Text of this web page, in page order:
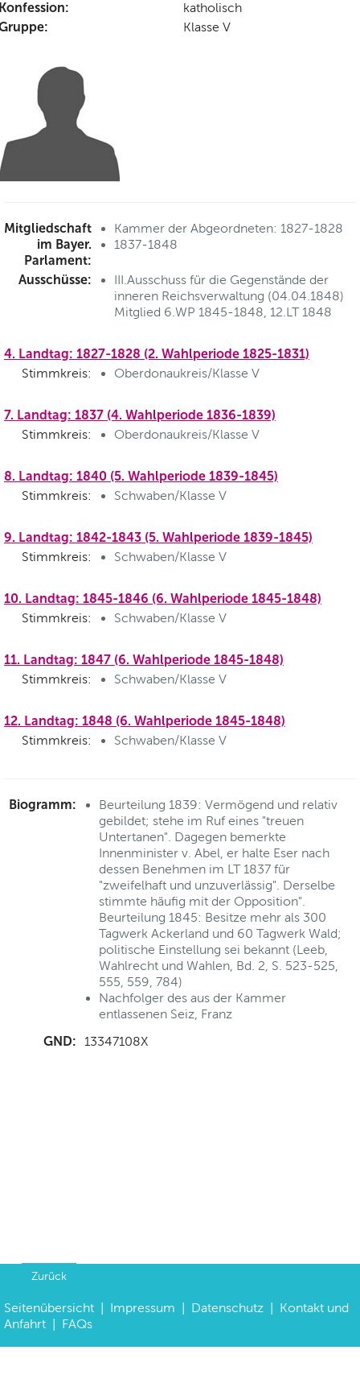
katholisch
Klasse V
Mitgliedschaft
im Bayer.
Parlament:
Kammer der Abgeordneten: 1827-1828
1837-1848
Ausschüsse:
III.Ausschuss für die Gegenstände der
inneren Reichsverwaltung (04.04.1848)
Mitglied 6.WP 1845-1848, 12.LT 1848
4. Landtag: 1827-1828 (2. Wahlperiode 1825-1831)
Stimmkreis: Oberdonaukreis/Klasse V
7. Landtag: 1837 (4. Wahlperiode 1836-1839)
Stimmkreis: Oberdonaukreis/Klasse V
8. Landtag: 1840 (5. Wahlperiode 1839-1845)
Stimmkreis: Schwaben/Klasse V
9. Landtag: 1842-1843 (5. Wahlperiode 1839-1845)
Stimmkreis: Schwaben/Klasse V
10. Landtag: 1845-1846 (6. Wahlperiode 1845-1848)
Stimmkreis: Schwaben/Klasse V
11. Landtag: 1847 (6. Wahlperiode 1845-1848)
Stimmkreis: Schwaben/Klasse V
12. Landtag: 1848 (6. Wahlperiode 1845-1848)
Stimmkreis: Schwaben/Klasse V
Biogramm:
Beurteilung 1839: Vermögend und relativ
gebildet; stehe im Ruf eines "treuen
Untertanen". Dagegen bemerkte
Innenminister v. Abel, er halte Eser nach
dessen Benehmen im LT 1837 für
"zweifelhaft und unzuverlässig". Derselbe
stimmte häufig mit der Opposition".
Beurteilung 1845: Besitze mehr als 300
Tagwerk Ackerland und 60 Tagwerk Wald;
politische Einstellung sei bekannt (Leeb,
Wahlrecht und Wahlen, Bd. 2, S. 523-525,
555, 559, 784)
Nachfolger des aus der Kammer
entlassenen Seiz, Franz
GND: 13347108X
Zurück
Seitenübersicht Impressum Datenschutz
Kontakt und
Anfahrt
FAQs